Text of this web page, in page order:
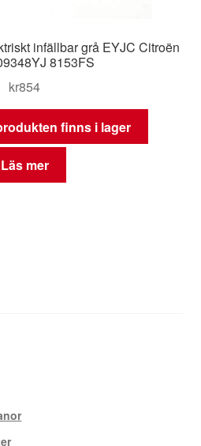
infällbar grå EYJC Citroën
8153FS
kr854
finns i lager
Läs mer